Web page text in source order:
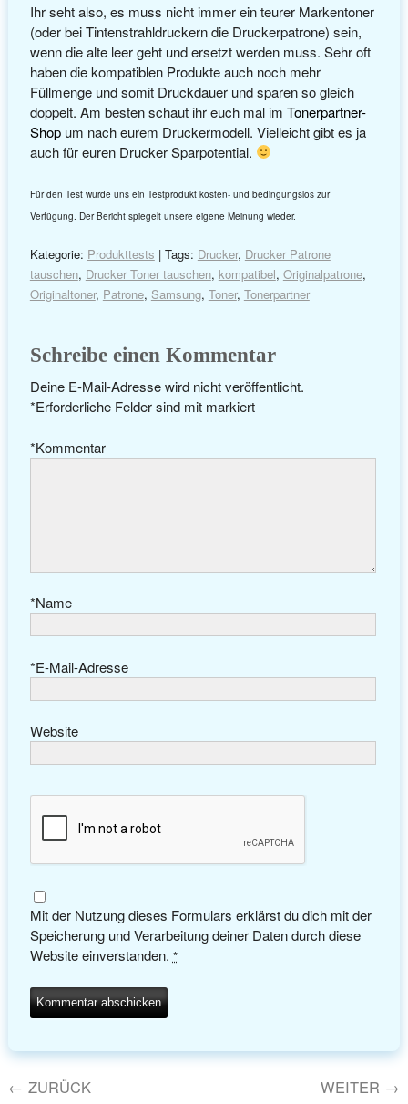
Ihr seht also, es muss nicht immer ein teurer Markentoner
(oder bei Tintenstrahldruckern die Druckerpatrone) sein,
wenn die alte leer geht und ersetzt werden muss. Sehr oft
haben die kompatiblen Produkte auch noch mehr
Füllmenge und somit Druckdauer und sparen so gleich
doppelt. Am besten schaut ihr euch mal im Tonerpartner-
Shopum nach eurem Druckermodell. Vielleicht gibt es ja
auch für euren Drucker Sparpotential.
Für den Test wurde uns ein Testprodukt kosten- und bedingungslos zur
Verfügung. Der Bericht spiegelt unsere eigene Meinung wieder.
Kategorie: Produkttests | Tags: Drucker, Drucker Patrone
tauschen, Drucker Toner tauschen, kompatibel, Originalpatrone,
Originaltoner, Patrone, Samsung, Toner, Tonerpartner
Schreibe einen Kommentar
Deine E-Mail-Adresse wird nicht veröffentlicht.
Erforderliche Felder sind mit
* markiert
Kommentar
*
Name
*
E-Mail-Adresse
*
Website
Mit der Nutzung dieses Formulars erklärst du dich mit der
Speicherung und Verarbeitung deiner Daten durch diese
Website einverstanden. *
← ZURÜCK WEITER →